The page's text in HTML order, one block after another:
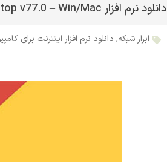
دانلود نرم افزار Chrome Remote Desktop v77.0 – Win/Mac
ابزار شبکه, دانلود نرم افزار اینترنت برای